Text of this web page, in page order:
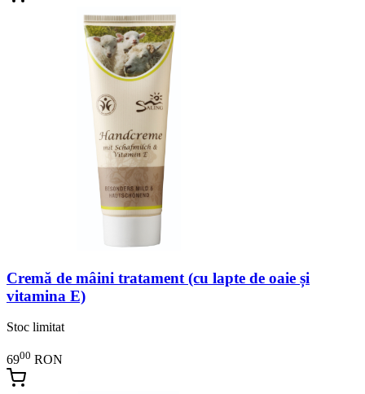
Cremă de mâini tratament (cu lapte de oaie și
vitamina E)
Stoc limitat
6900 RON